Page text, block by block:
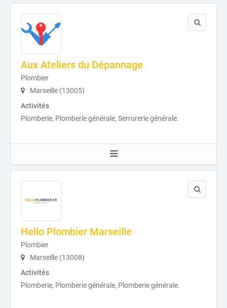
Aux Ateliers du Dépannage
Plombier
Marseille (13005)
Activités
Plomberie, Plomberie générale, Serrurerie générale.
Hello Plombier Marseille
Plombier
Marseille (13008)
Activités
Plomberie, Plomberie générale, Plomberie générale.